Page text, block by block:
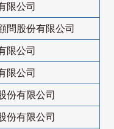
限公司
問股份有限公司
限公司
限公司
份有限公司
份有限公司